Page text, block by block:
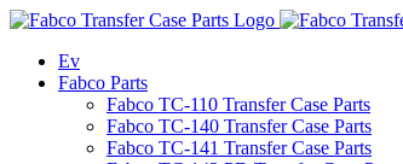
Tərkibindəkinə
etmək
Ev
Fabco Parts
Fabco TC-110 Transfer Case Parts
Fabco TC-140 Transfer Case Parts
Fabco TC-141 Transfer Case Parts